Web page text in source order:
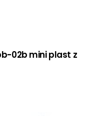
02b mini plast z